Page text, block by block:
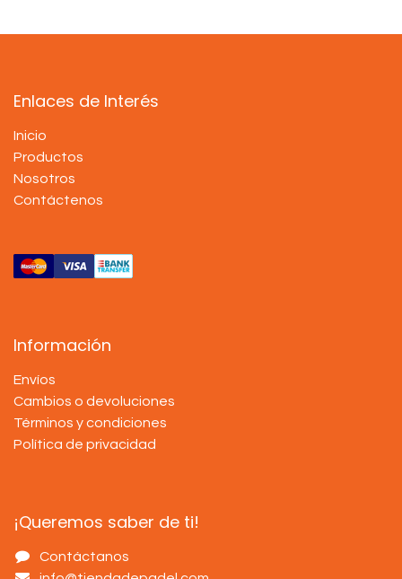
Enlaces de Interés
Inicio
Productos
Nosotros
Contáctenos
Información
Envíos
Cambios o devoluciones
Términos y condiciones
Política de privacidad
¡Queremos saber de ti!
Contáctanos